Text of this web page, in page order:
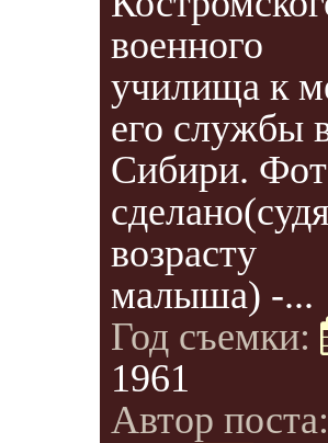
военного
училища к
его службы
Сибири.
возрасту
малыша) -...
Год съемки:
1961
Автор